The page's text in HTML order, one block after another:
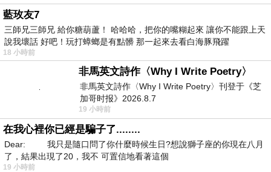
藍玫友7
三師兄三師兄 給你糖葫蘆！ 哈哈哈，把你的嘴糊起來 讓你不能跟上天
說我壞話 好吧！玩打蟑螂是有點髒 那一起來去看白海豚飛躍
18 小時前
非馬英文詩作〈Why I Write Poetry〉
非馬英文詩作〈Why I Write Poetry〉刊登于《芝
加哥时报》2026.8.7
19 小時前
在我心裡你已經是騙子了........
Dear: 我只是隨口問了你什麼時候生日?想說獅子座的你現在八月
了，結果出現了20，我不 可置信地看著這個
19 小時前